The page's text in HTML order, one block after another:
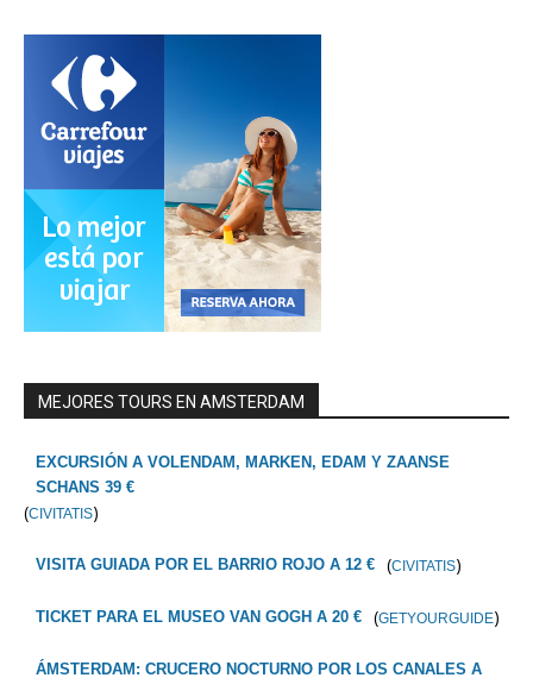
MEJORES TOURS EN AMSTERDAM
EXCURSIÓN A VOLENDAM, MARKEN, EDAM Y ZAANSE
SCHANS 39 €
(CIVITATIS)
VISITA GUIADA POR EL BARRIO ROJO A 12 € (CIVITATIS)
TICKET PARA EL MUSEO VAN GOGH A 20 € (GETYOURGUIDE)
ÁMSTERDAM: CRUCERO NOCTURNO POR LOS CANALES A